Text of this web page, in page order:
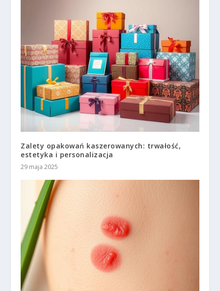
Zalety opakowań kaszerowanych: trwałość,
estetyka i personalizacja
29 maja 2025